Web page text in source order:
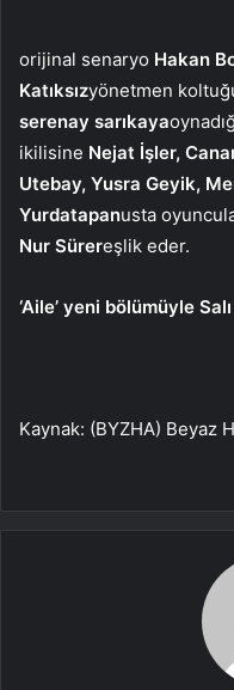
orijinal senaryo Hakan
Katıksızyönetmen
serenay sarıkaya
ikilisine Nejat İşler,
Utebay, Yusra Geyik,
Yurdatapanusta
Nur Sürereşlik eder.
‘Aile’ yeni bölümüyle
Kaynak: (BYZHA) Beyaz